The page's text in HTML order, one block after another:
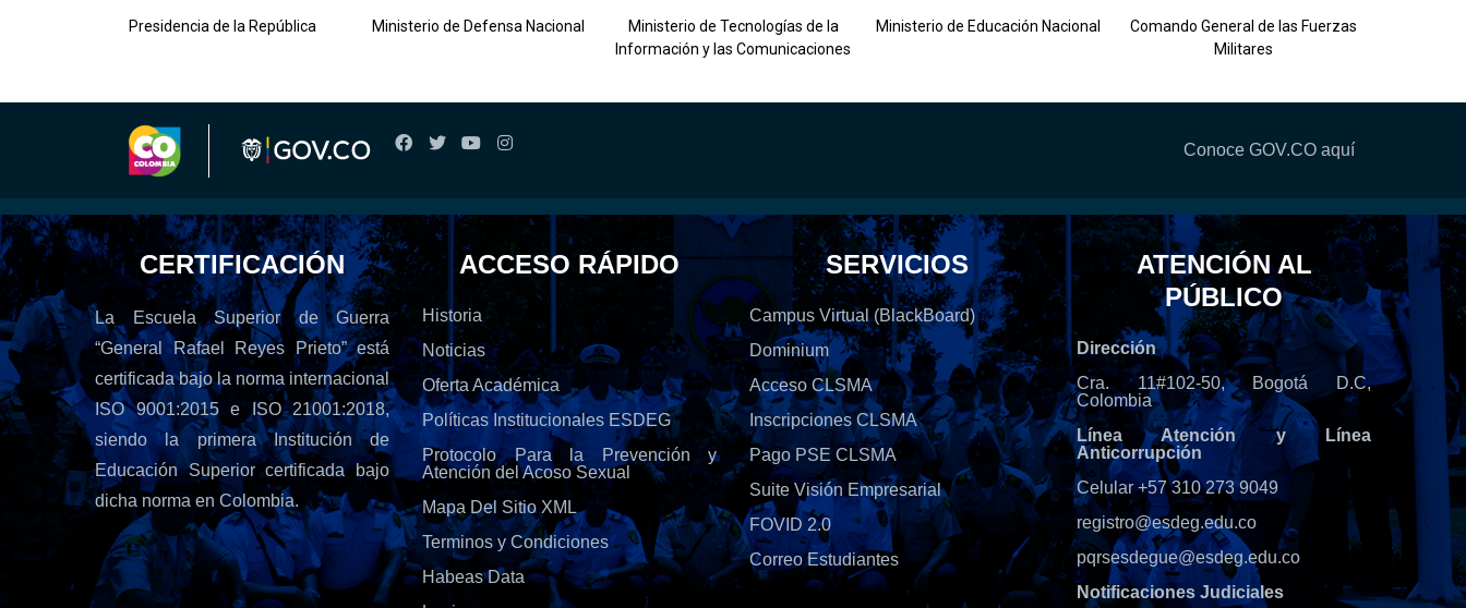
Presidencia de la República
Ministerio de Defensa Nacional
Ministerio de Tecnologías de la
Información y las Comunicaciones
Ministerio de Educación Nacional
Comando General de las Fuerzas
Militares
Conoce GOV.CO aquí
CERTIFICACIÓN
La Escuela Superior de Guerra
“General Rafael Reyes Prieto” está
certificada bajo la norma internacional
ISO 9001:2015 e ISO 21001:2018,
siendo la primera Institución de
Educación Superior certificada bajo
dicha norma en Colombia.
ACCESO RÁPIDO
Historia
Noticias
Oferta Académica
Políticas Institucionales ESDEG
Protocolo Para la Prevención y
Atención del Acoso Sexual
Mapa Del Sitio XML
Terminos y Condiciones
Habeas Data
SERVICIOS
Campus Virtual (BlackBoard)
Dominium
Acceso CLSMA
Inscripciones CLSMA
Pago PSE CLSMA
Suite Visión Empresarial
FOVID 2.0
Correo Estudiantes
ATENCIÓN AL
PÚBLICO
Dirección
Cra. 11#102-50, Bogotá D.C,
Colombia
Línea Atención y Línea
Anticorrupción
Celular +57 310 273 9049
registro@esdeg.edu.co
pqrsesdegue@esdeg.edu.co
Notificaciones Judiciales